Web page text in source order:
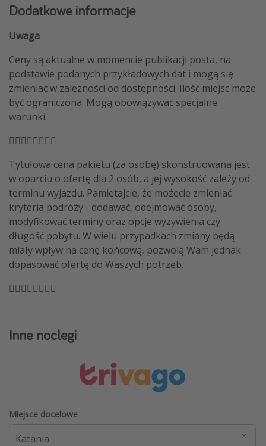
Dodatkowe informacje
Uwaga
Ceny są aktualne w momencie publikacji posta, na
podstawie podanych przykładowych dat i mogą się
zmieniać w zależności od dostępności. Ilość miejsc może
być ograniczona. Mogą obowiązywać specjalne
warunki.
🏴‍☠️🏴‍☠️🏴‍☠️🏴‍☠️
Tytułowa cena pakietu (za osobę) skonstruowana jest
w oparciu o ofertę dla 2 osób, a jej wysokość zależy od
terminu wyjazdu. Pamiętajcie, że możecie zmieniać
kryteria podróży - dodawać, odejmować osoby,
modyfikować terminy oraz opcje wyżywienia czy
długość pobytu. W wielu przypadkach zmiany będą
miały wpływ na cenę końcową, pozwolą Wam jednak
dopasować ofertę do Waszych potrzeb.
🏴‍☠️🏴‍☠️🏴‍☠️🏴‍☠️
Inne noclegi
Miejsce docelowe